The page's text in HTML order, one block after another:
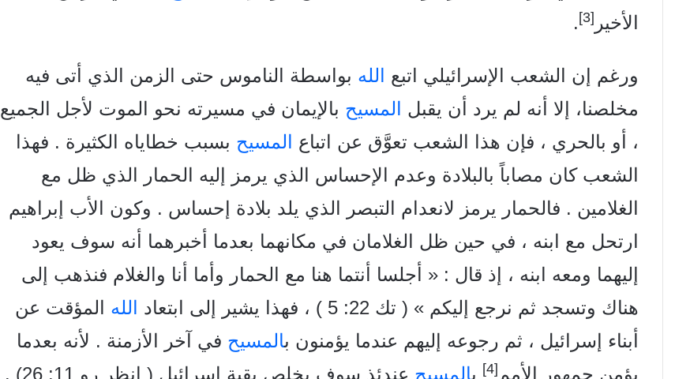
الأخير [3]
.
ورغم إن الشعب الإسرائيلي اتبع الله بواسطة الناموس حتى الزمن الذي أتی فيه
مخلصنا، إلا أنه لم يرد أن يقبل
المسيح بالإيمان في مسيرته نحو الموت لأجل الجميع
، أو بالحري ، فإن هذا الشعب تعوَّق عن اتباع
المسيح بسبب خطاياه الكثيرة . فهذا
الشعب كان مصاباً بالبلادة وعدم الإحساس الذي يرمز إليه الحمار الذي ظل مع
الغلامين . فالحمار يرمز لانعدام التبصر الذي يلد بلادة إحساس . وكون الأب إبراهيم
ارتحل مع ابنه ، في حين ظل الغلامان في مكانهما بعدما أخبرهما أنه سوف يعود
إليهما ومعه ابنه ، إذ قال : « أجلسا أنتما هنا مع الحمار وأما أنا والغلام فنذهب إلى
هناك وتسجد ثم نرجع إليكم » ( تك 22: 5 ) ، فهذا يشير إلى ابتعاد
الله المؤقت عن
أبناء إسرائيل ، ثم رجوعه إليهم عندما يؤمنون بالمسيح في آخر الأزمنة . لأنه بعدما
يؤمن جمهور الأمم [4] بالمسيح عندئذ سوف يخلص بقية إسرائيل ( انظر رو 11: 26) .